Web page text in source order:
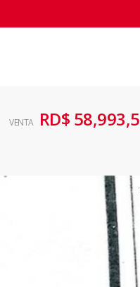
VENTA RD$